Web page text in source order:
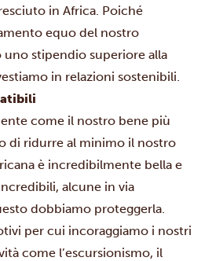
in Africa. Poiché
equo del nostro
uno stipendio superiore alla
in relazioni sostenibili.
come il nostro bene più
di ridurre al minimo il nostro
è incredibilmente bella e
alcune in via
dobbiamo proteggerla.
per cui incoraggiamo i nostri
come l’escursionismo, il